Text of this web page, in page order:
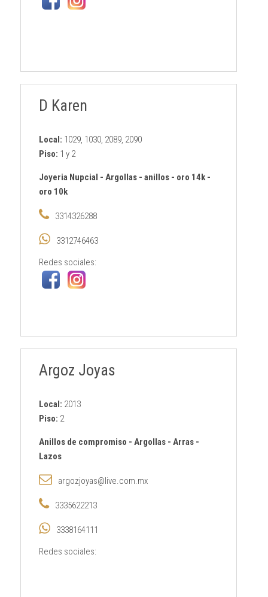
D Karen
Local: 1029, 1030, 2089, 2090
Piso: 1 y 2
Joyeria Nupcial - Argollas- anillos- oro 14k-
oro 10k
3314326288
3312746463
Redes sociales:
Argoz Joyas
Local: 2013
Piso: 2
Anillos de compromiso - Argollas- Arras-
Lazos
argozjoyas@live.com.mx
3335622213
3338164111
Redes sociales: